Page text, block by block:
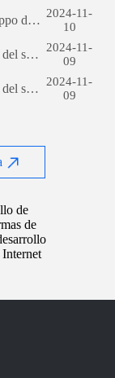
SPA Sviluppo del sito web per il commercio estero: una guida completa 2024-11-
10
Desarrollo del sitio web de comercio exterior: una guía integral
2024-11-
09
Desarrollo del sitio web de comercio exterior: una guía integral
2024-11-
09
de
de